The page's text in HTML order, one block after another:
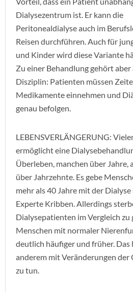
Dialysezentrum ist. Er kann die
Peritonealdialyse auch im
Reisen durchführen. Auch für
und Kinder wird diese Variante
Zu einer Behandlung gehört aber
Disziplin: Patienten müssen
Medikamente einnehmen und
genau befolgen.
LEBENSVERLÄNGERUNG:
ermöglicht eine
Überleben, manchen über Jahre,
über Jahrzehnte. Es gebe
mehr als 40 Jahre mit der
Experte Kribben. Allerdings
Dialysepatienten im Vergleich zu
Menschen mit normaler
deutlich häufiger und früher. Das
anderem mit Veränderungen der
zu tun.